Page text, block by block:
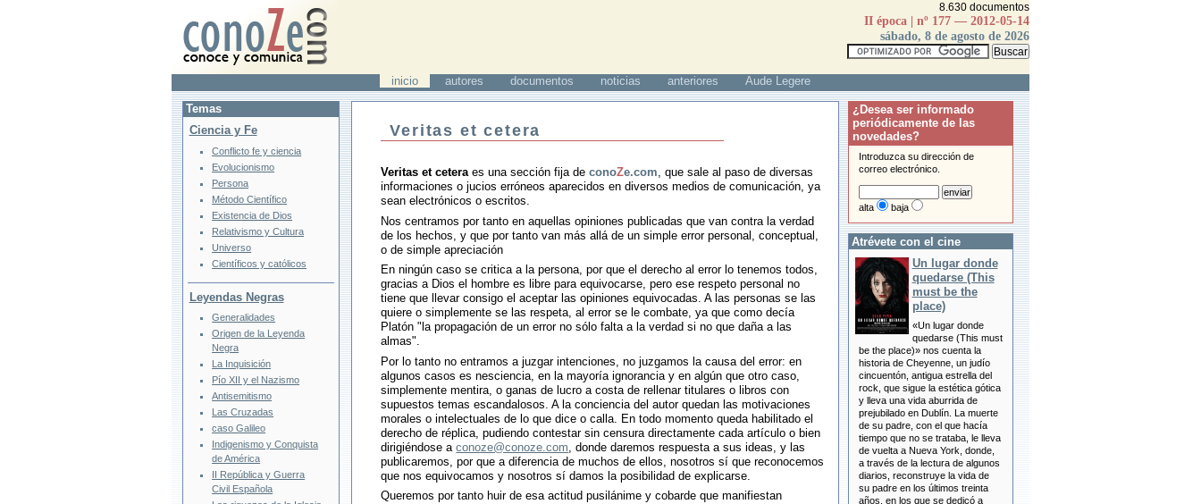
8.630 documentos
II época | nº 177 — 2012-05-14
sábado, 8 de agosto de 2026
inicio autores documentos noticias anteriores Aude Legere
Veritas et cetera
Veritas et ceteraes una sección fija deconoZe.com, que sale al paso de diversas
informaciones o jucios erróneos aparecidos en diversos medios de comunicación, ya
sean electrónicos o escritos.
Nos centramos por tanto en aquellas opiniones publicadas que van contra la verdad
de los hechos, y que por tanto van más allá de un simple error personal, conceptual,
o de simple apreciación
En ningún caso se critica a la persona, por que el derecho al error lo tenemos todos,
gracias a Dios el hombre es libre para equivocarse, pero ese respeto personal no
tiene que llevar consigo el aceptar las opiniones equivocadas. A las personas se las
quiere o simplemente se las respeta, al error se le combate, ya que como decía
Platón "la propagación de un error no sólo falta a la verdad si no que daña a las
almas".
Por lo tanto no entramos a juzgar intenciones, no juzgamos la causa del error: en
algunos casos es nesciencia, en la mayoría ignorancia y en algún que otro caso,
simplemente mentira, o ganas de lucro a costa de rellenar titulares o libros con
supuestos temas escandalosos. A la conciencia del autor quedan las motivaciones
morales o intelectuales de lo que dice o calla. En todo momento queda habilitado el
derecho de réplica, pudiendo contestar sin censura directamente cada artículo o bien
dirigiéndose aconoze@conoze.com , donde daremos respuesta a sus ideas, y las
publicaremos, por que a diferencia de muchos de ellos, nosotros sí que reconocemos
que nos equivocamos y nosotros sí damos la posibilidad de explicarse.
Queremos por tanto huir de esa actitud pusilánime y cobarde que manifiestan
Temas
Ciencia y Fe
Conflicto fe y ciencia
Evolucionismo
Persona
Método Científico
Existencia de Dios
Relativismo y Cultura
Universo
Científicos y católicos
Leyendas Negras
Generalidades
Origen de la Leyenda
Negra
La Inquisición
Pío XII y el Nazismo
Antisemitismo
Las Cruzadas
caso Galileo
Indigenismo y Conquista
de América
II República y Guerra
Civil Española
¿Desea ser informado
periódicamente de las
novedades?
Introduzca su dirección de
correo electrónico.
alta baja
Atrévete con el cine
Un lugar donde
quedarse (This
must be the
place)
«Un lugar donde
quedarse (This must
be the place)» nos cuenta la
historia de Cheyenne, un judío
cincuentón, antigua estrella del
rock, que sigue la estética gótica
y lleva una vida aburrida de
prejubilado en Dublín. La muerte
de su padre, con el que hacía
tiempo que no se trataba, le lleva
de vuelta a Nueva York, donde,
a través de la lectura de algunos
diarios, reconstruye la vida de
su padre en los últimos treinta
años, en los que se dedicó a